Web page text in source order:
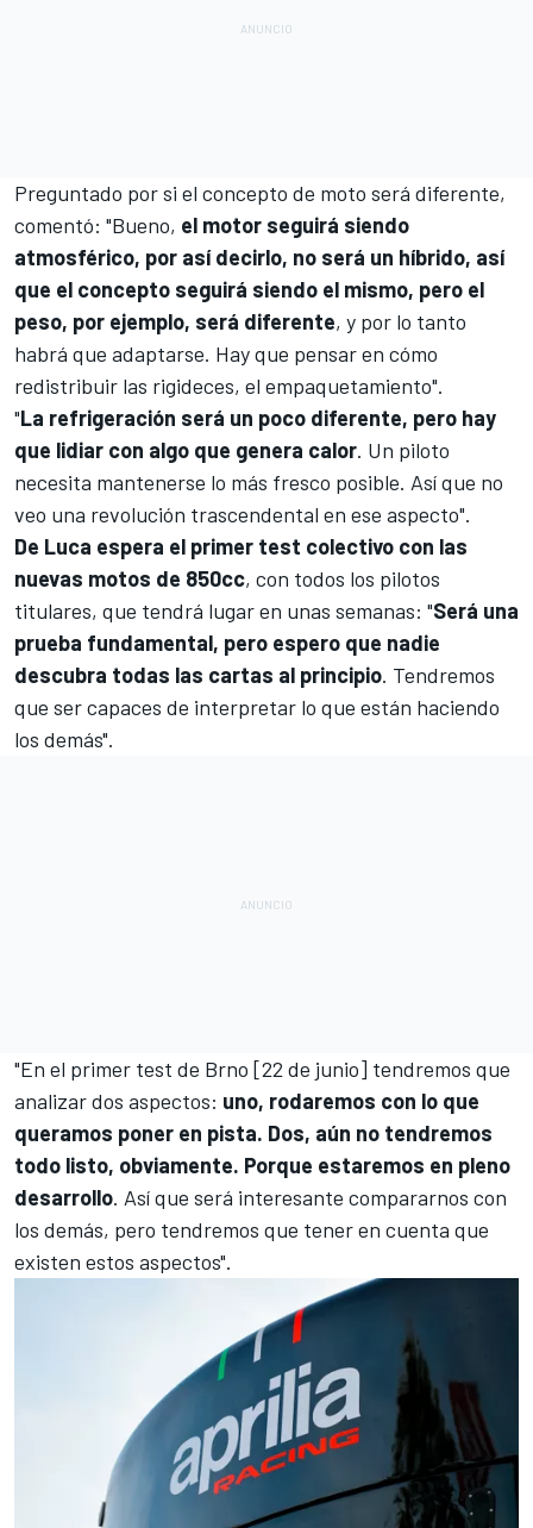
Preguntado por si el concepto de moto será diferente,
comentó: "Bueno, el motor seguirá siendo
atmosférico, por así decirlo, no será un híbrido, así
que el concepto seguirá siendo el mismo, pero el
peso, por ejemplo, será diferente, y por lo tanto
habrá que adaptarse. Hay que pensar en cómo
redistribuir las rigideces, el empaquetamiento".
"La refrigeración será un poco diferente, pero hay
que lidiar con algo que genera calor. Un piloto
necesita mantenerse lo más fresco posible. Así que no
veo una revolución trascendental en ese aspecto".
De Luca espera el primer test colectivo con las
nuevas motos de 850cc, con todos los pilotos
titulares, que tendrá lugar en unas semanas: "Será una
prueba fundamental, pero espero que nadie
descubra todas las cartas al principio. Tendremos
que ser capaces de interpretar lo que están haciendo
los demás".
"En el primer test de Brno [22 de junio] tendremos que
analizar dos aspectos: uno, rodaremos con lo que
queramos poner en pista. Dos, aún no tendremos
todo listo, obviamente. Porque estaremos en pleno
desarrollo. Así que será interesante compararnos con
los demás, pero tendremos que tener en cuenta que
existen estos aspectos".